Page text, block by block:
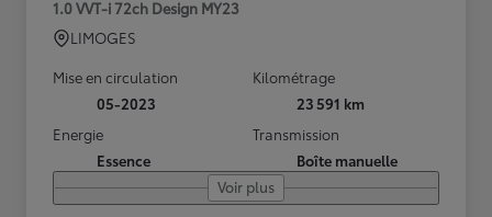
1.0 VVT-i 72ch Design MY23
LIMOGES
Mise en circulation
05-2023
Kilométrage
23 591 km
Energie
Essence
Transmission
Boîte manuelle
Voir plus